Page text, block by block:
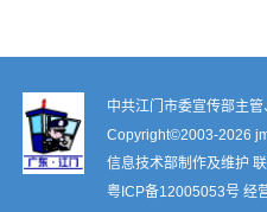
中共江门市委宣传部主
Copyright©2003-2026
信息技术部制作及维护
粤ICP备12005053号 经